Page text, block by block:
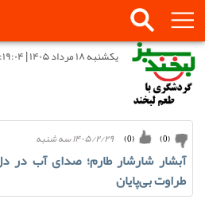
يكشنبه ۱۸ مرداد ۱۴۰۵ | ۲۰:۱۹:۰۴
۱۴۰۵/۲/۲۹ سه شنبه (
0
) (
0
)
آبشار شارشار طارم؛ صدای آب در
طراوت بی‌پایان